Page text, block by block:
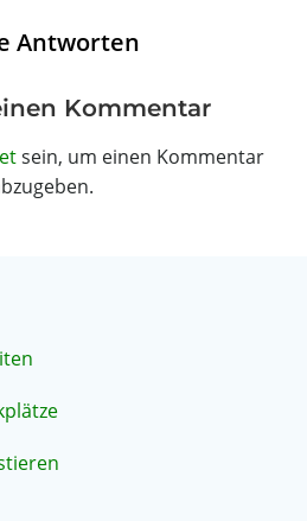
Antworten
Kommentar
sein, um einen Kommentar